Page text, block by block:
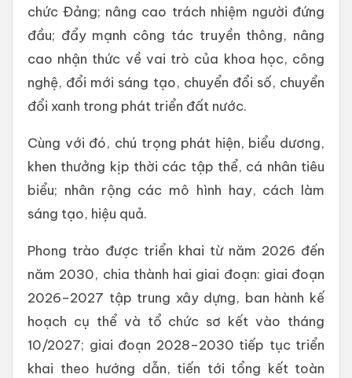
chức Đảng; nâng cao trách nhiệm người đứng
đầu; đẩy mạnh công tác truyền thông, nâng
cao nhận thức về vai trò của khoa học, công
nghệ, đổi mới sáng tạo, chuyển đổi số, chuyển
đổi xanh trong phát triển đất nước.
Cùng với đó, chú trọng phát hiện, biểu dương,
khen thưởng kịp thời các tập thể, cá nhân tiêu
biểu; nhân rộng các mô hình hay, cách làm
sáng tạo, hiệu quả.
Phong trào được triển khai từ năm 2026 đến
năm 2030, chia thành hai giai đoạn: giai đoạn
2026–2027 tập trung xây dựng, ban hành kế
hoạch cụ thể và tổ chức sơ kết vào tháng
10/2027; giai đoạn 2028–2030 tiếp tục triển
khai theo hướng dẫn, tiến tới tổng kết toàn